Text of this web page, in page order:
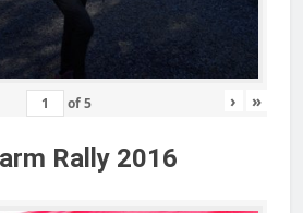
of5 › »
Rally 2016